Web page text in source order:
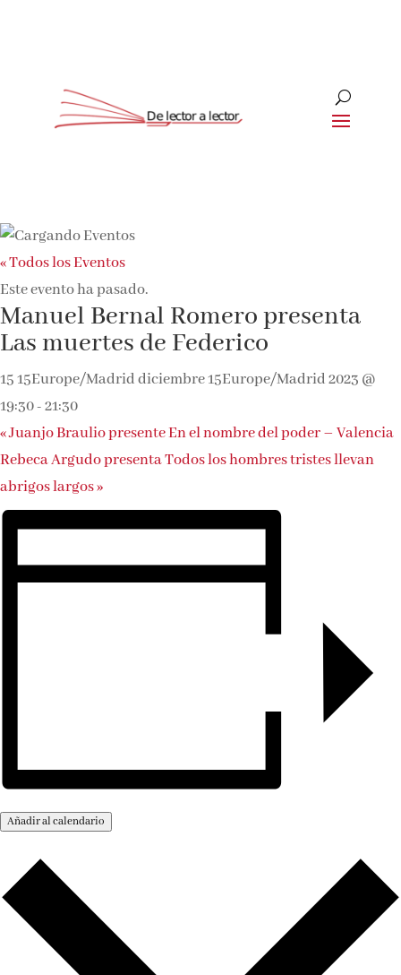
« Todos los Eventos
Este evento ha pasado.
Manuel Bernal Romero presenta
Las muertes de Federico
15 15Europe/Madrid diciembre 15Europe/Madrid 2023 @
19:30-21:30
«Juanjo Braulio presente En el nombre del poder – Valencia
Rebeca Argudo presenta Todos los hombres tristes llevan
abrigos largos»
Añadir al calendario